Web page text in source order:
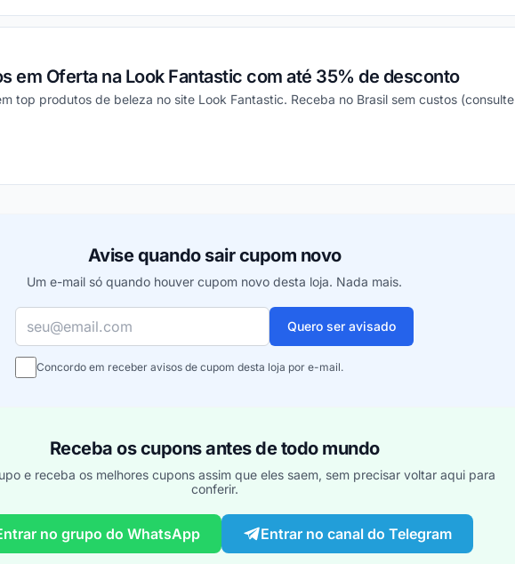
em Oferta na Look Fantastic com até 35% de desconto
top produtos de beleza no site Look Fantastic. Receba no Brasil sem custos (consulte
Avise quando sair cupom novo
Um e-mail só quando houver cupom novo desta loja. Nada mais.
Seu e-mail
Quero ser avisado
Concordo em receber avisos de cupom desta loja por e-mail.
Receba os cupons antes de todo mundo
e receba os melhores cupons assim que eles saem, sem precisar voltar aqui para
conferir.
no grupo do WhatsApp Entrar no canal do Telegram